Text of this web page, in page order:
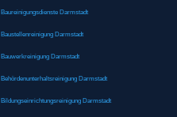
Baureinigungsdienste Darmstadt
Baustellenreinigung Darmstadt
Bauwerkreinigung Darmstadt
Behördenunterhaltsreinigung Darmstadt
Bildungseinrichtungsreinigung Darmstadt